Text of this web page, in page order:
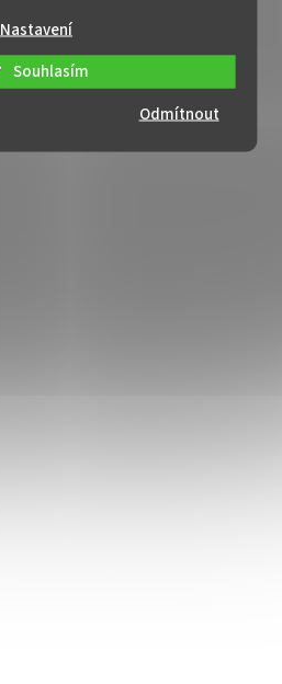
Nastavení
Odmítnout
Souhlasím